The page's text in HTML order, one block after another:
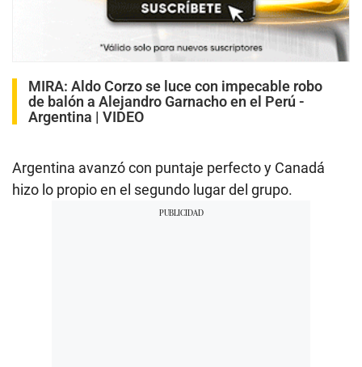
MIRA: Aldo Corzo se luce con impecable robo
de balón a Alejandro Garnacho en el Perú -
Argentina | VIDEO
Argentina avanzó con puntaje perfecto y Canadá
hizo lo propio en el segundo lugar del grupo.